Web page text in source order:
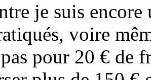
je suis
voire
pour 20 € de